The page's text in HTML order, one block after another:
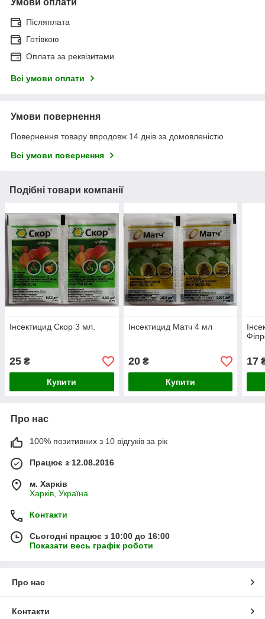
Післяплата
Готівкою
Оплата за реквізитами
Всі умови оплати
Умови повернення
Повернення товару впродовж 14 днів за домовленістю
Всі умови повернення
Подібні товари компанії
Інсектицид Скор 3 мл.
25 ₴
Купити
Інсектицид Матч 4 мл
20₴
Купити
17
Про нас
100% позитивних з 10 відгуків за рік
Працює з 12.08.2016
м. Харків
Харків, Україна
Контакти
Сьогодні працює з 10:00 до 16:00
Показати весь графік роботи
Про нас
Контакти